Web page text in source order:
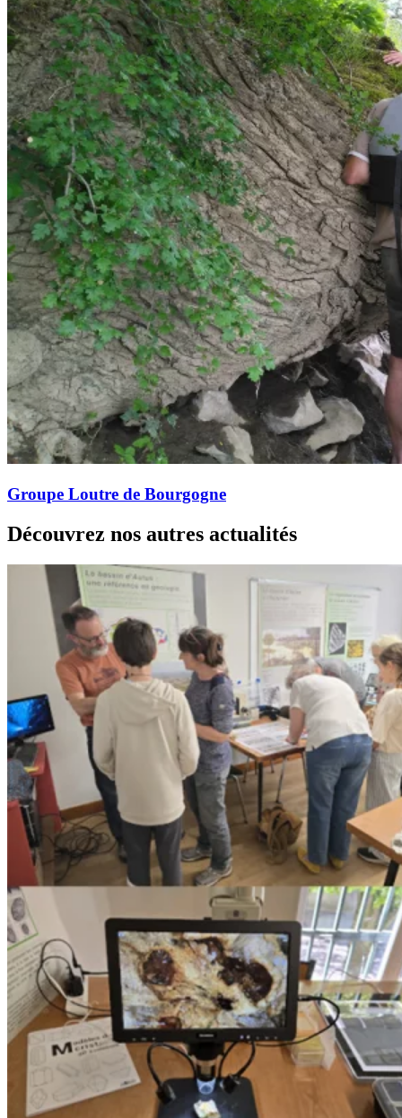
Groupe Loutre de Bourgogne
Découvrez nos autres actualités